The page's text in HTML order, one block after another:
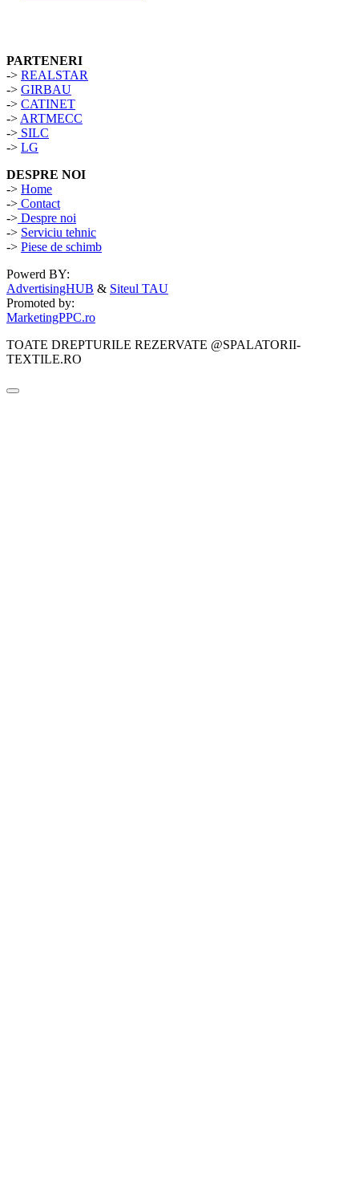
PARTENERI
-> REALSTAR
-> GIRBAU
-> CATINET
-> ARTMECC
-> SILC
-> LG
DESPRE NOI
-> Home
-> Contact
-> Despre noi
-> Serviciu tehnic
-> Piese de schimb
Powerd BY:
AdvertisingHUB & Siteul TAU
Promoted by:
MarketingPPC.ro
TOATE DREPTURILE REZERVATE @SPALATORII-
TEXTILE.RO